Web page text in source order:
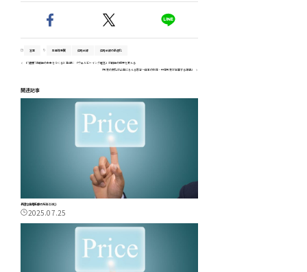
営業 生産性新聞 価格転嫁 価格転嫁の最適化
【“健康”は組織の未来をつくる】第4回：「ウェルビーイング経営」が組織の成果を変える
「教育の変化が企業に与える影響～日本の初等・中等教育が直面する課題」
関連記事
最適な価格転嫁の方法とは②
2025.07.25